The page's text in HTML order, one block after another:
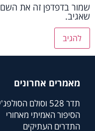
שמור בדפדפן זה את
שאגיב.
מאמרים אחרונים
תדר 528 וסולם
הסיפור האמיתי מאחורי
התדרים העתיקים